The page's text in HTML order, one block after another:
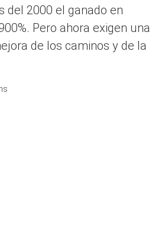
del 2000 el ganado en
Pero ahora exigen una
de los caminos y de la